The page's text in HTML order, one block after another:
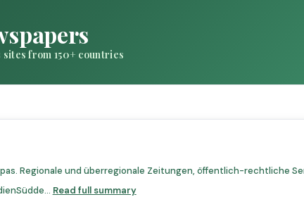
from 150+ countries
Regionale und überregionale Zeitungen, öffentlich-rechtliche
Read full summary